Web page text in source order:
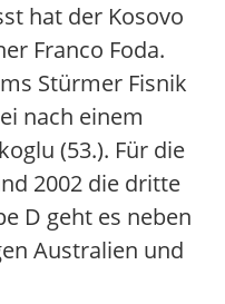
hat der Kosovo
Franco Foda.
Stürmer Fisnik
nach einem
(53.). Für die
2002 die dritte
D geht es neben
Australien und